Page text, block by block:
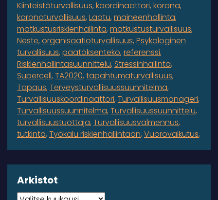
Kiinteistöturvallisuus koordinaattori korona
koronaturvallisuus Laatu maineenhallinta
matkustusriskienhallinta matkustusturvallisuus
Neste organisaatioturvallisuus Psykologinen
turvallisuus päätöksenteko referenssi
Riskienhallintasuunnittelu Stressinhallinta
Supercell TA2020 tapahtumaturvallisuus
Tapaus Terveysturvallisuussuunnitelma
Turvallisuuskoordinaattori Turvallisuusmanageri
Turvallisuussuunnitelma Turvallisuussuunnittelu
turvallisuustuottaja Turvallisuusvalmennus
tutkinta Työkalu riskienhallintaan Vuorovaikutus
Arkistot
Arkistot